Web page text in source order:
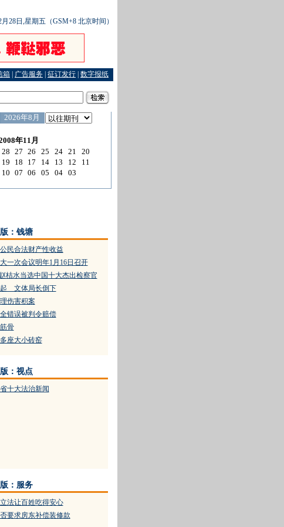
月28日,星期五（GSM+8 北京时间）
箱 广告服务 征订发行 数字报纸
道”为民工消了气维了权
：钱塘
民合法财产性收益
一次会议明年1月16日召开
桔水当选中国十大杰出检察官
文体局长倒下
伤害积案
错误被判令赔偿
骨
座大小砖窑
：视点
十大法治新闻
：服务
法让百姓吃得安心
要求房东补偿装修款